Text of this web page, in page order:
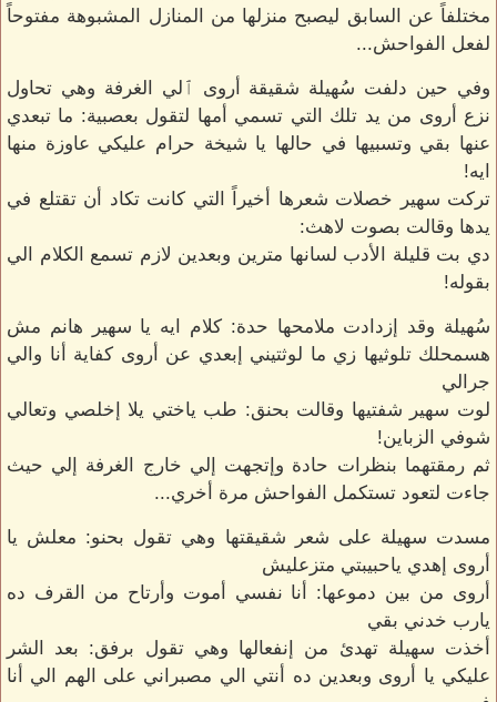
مختلفاً عن السابق ليصبح منزلها من المنازل المشبوهة مفتوحاً
لفعل الفواحش...
وفي حين دلفت سُهيلة شقيقة أروى ٱلي الغرفة وهي تحاول
نزع أروى من يد تلك التي تسمي أمها لتقول بعصبية: ما تبعدي
عنها بقي وتسبيها في حالها يا شيخة حرام عليكي عاوزة منها
ايه!
تركت سهير خصلات شعرها أخيراً التي كانت تكاد أن تقتلع في
يدها وقالت بصوت لاهث:
دي بت قليلة الأدب لسانها مترين وبعدين لازم تسمع الكلام الي
بقوله!
سُهيلة وقد إزدادت ملامحها حدة: كلام ايه يا سهير هانم مش
هسمحلك تلوثيها زي ما لوثتيني إبعدي عن أروى كفاية أنا والي
جرالي
لوت سهير شفتيها وقالت بحنق: طب ياختي يلا إخلصي وتعالي
شوفي الزباين!
ثم رمقتهما بنظرات حادة وإتجهت إلي خارج الغرفة إلي حيث
جاءت لتعود تستكمل الفواحش مرة أخري...
مسدت سهيلة على شعر شقيقتها وهي تقول بحنو: معلش يا
أروى إهدي ياحبيبتي متزعليش
أروى من بين دموعها: أنا نفسي أموت وأرتاح من القرف ده
يارب خدني بقي
أخذت سهيلة تهدئ من إنفعالها وهي تقول برفق: بعد الشر
عليكي يا أروى وبعدين ده أنتي الي مصبراني على الهم الي أنا